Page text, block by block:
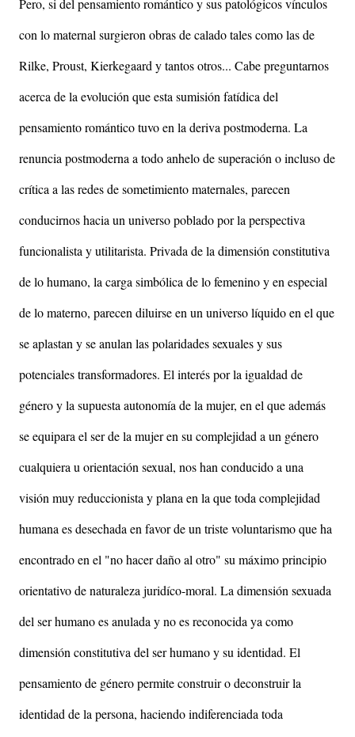
Pero, si del pensamiento romántico y sus patológicos vínculos
con lo maternal surgieron obras de calado tales como las de
Rilke, Proust, Kierkegaard y tantos otros... Cabe preguntarnos
acerca de la evolución que esta sumisión fatídica del
pensamiento romántico tuvo en la deriva postmoderna. La
renuncia postmoderna a todo anhelo de superación o incluso de
crítica a las redes de sometimiento maternales, parecen
conducirnos hacia un universo poblado por la perspectiva
funcionalista y utilitarista. Privada de la dimensión constitutiva
de lo humano, la carga simbólica de lo femenino y en especial
de lo materno, parecen diluirse en un universo líquido en el que
se aplastan y se anulan las polaridades sexuales y sus
potenciales transformadores. El interés por la igualdad de
género y la supuesta autonomía de la mujer, en el que además
se equipara el ser de la mujer en su complejidad a un género
cualquiera u orientación sexual, nos han conducido a una
visión muy reduccionista y plana en la que toda complejidad
humana es desechada en favor de un triste voluntarismo que ha
encontrado en el "no hacer daño al otro" su máximo principio
orientativo de naturaleza juridíco-moral. La dimensión sexuada
del ser humano es anulada y no es reconocida ya como
dimensión constitutiva del ser humano y su identidad. El
pensamiento de género permite construir o deconstruir la
identidad de la persona, haciendo indiferenciada toda